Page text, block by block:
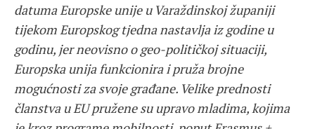
datuma Europske unije u Varaždinskoj županiji
tijekom Europskog tjedna nastavlja iz godine u
godinu, jer neovisno o geo-političkoj situaciji,
Europska unija funkcionira i pruža brojne
mogućnosti za svoje građane. Velike prednosti
članstva u EU pružene su upravo mladima, kojima